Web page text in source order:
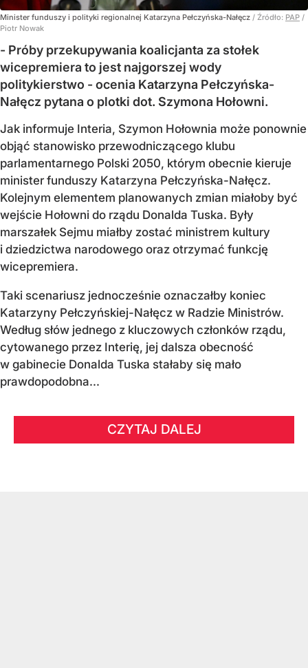
Minister funduszy i polityki regionalnej Katarzyna Pełczyńska-Nałęcz / Źródło: PAP /
Piotr Nowak
- Próby przekupywania koalicjanta za stołek
wicepremiera to jest najgorszej wody
politykierstwo - ocenia Katarzyna Pełczyńska-
Nałęcz pytana o plotki dot. Szymona Hołowni.
Jak informuje Interia, Szymon Hołownia może ponownie
objąć stanowisko przewodniczącego klubu
parlamentarnego Polski 2050, którym obecnie kieruje
minister funduszy Katarzyna Pełczyńska-Nałęcz.
Kolejnym elementem planowanych zmian miałoby być
wejście Hołowni do rządu Donalda Tuska. Były
marszałek Sejmu miałby zostać ministrem kultury
i dziedzictwa narodowego oraz otrzymać funkcję
wicepremiera.
Taki scenariusz jednocześnie oznaczałby koniec
Katarzyny Pełczyńskiej-Nałęcz w Radzie Ministrów.
Według słów jednego z kluczowych członków rządu,
cytowanego przez Interię, jej dalsza obecność
w gabinecie Donalda Tuska stałaby się mało
prawdopodobna...
CZYTAJ DALEJ